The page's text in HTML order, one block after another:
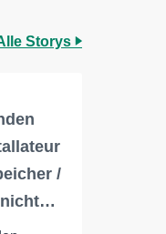
Storys
/
nicht…